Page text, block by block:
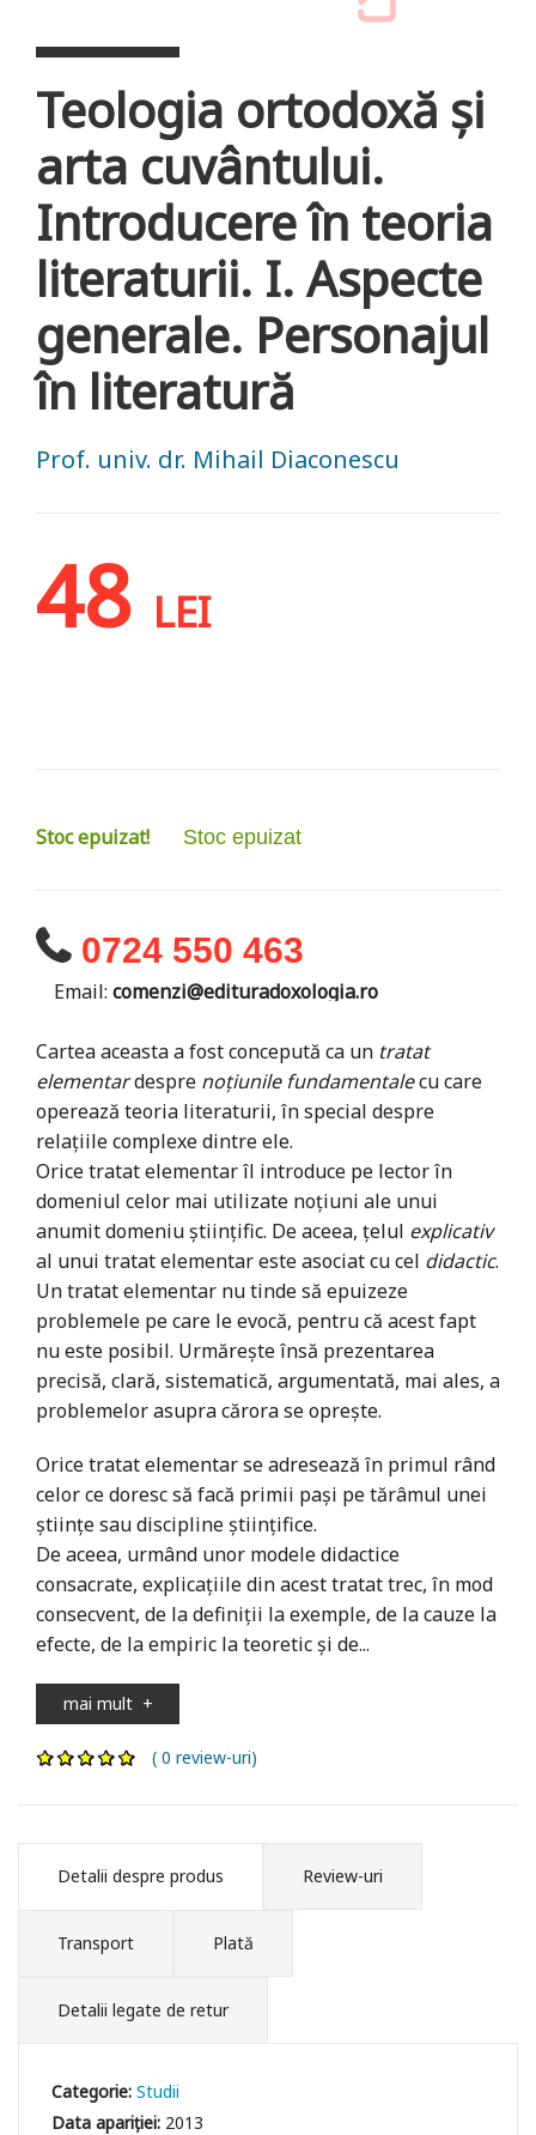
Teologia ortodoxă și
arta cuvântului.
Introducere în teoria
literaturii. I. Aspecte
generale. Personajul
în literatură
Prof. univ. dr. Mihail Diaconescu
48 LEI
Stoc epuizat! Stoc epuizat
0724 550 463
Email: comenzi@edituradoxologia.ro
Cartea aceasta a fost concepută ca un tratat
elementardespre noțiunile fundamentalecu care
operează teoria literaturii, în special despre
relațiile complexe dintre ele.
Orice tratat elementar îl introduce pe lector în
domeniul celor mai utilizate noțiuni ale unui
anumit domeniu științific. De aceea, țelul explicativ
al unui tratat elementar este asociat cu cel didactic.
Un tratat elementar nu tinde să epuizeze
problemele pe care le evocă, pentru că acest fapt
nu este posibil. Urmărește însă prezentarea
precisă, clară, sistematică, argumentată, mai ales, a
problemelor asupra cărora se oprește.
Orice tratat elementar se adresează în primul rând
celor ce doresc să facă primii pași pe tărâmul unei
științe sau discipline științifice.
De aceea, urmând unor modele didactice
consacrate, explicațiile din acest tratat trec, în mod
consecvent, de la definiții la exemple, de la cauze la
efecte, de la empiric la teoretic și de...
mai mult +
( 0 review-uri)
Detalii despre produs Review-uri
Transport Plată
Detalii legate de retur
Categorie:Studii
Data apariției: 2013